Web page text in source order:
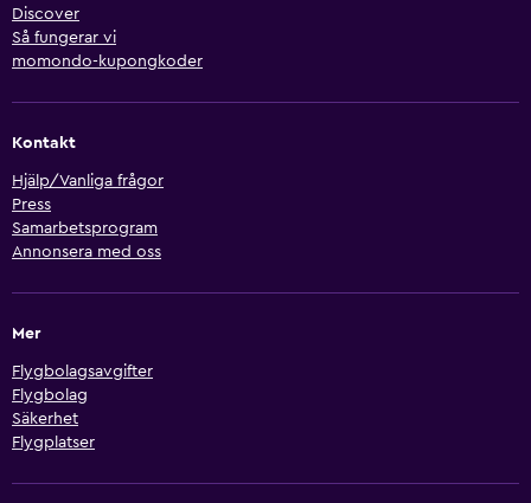
Discover
Så fungerar vi
momondo-kupongkoder
Kontakt
Hjälp/Vanliga frågor
Press
Samarbetsprogram
Annonsera med oss
Mer
Flygbolagsavgifter
Flygbolag
Säkerhet
Flygplatser